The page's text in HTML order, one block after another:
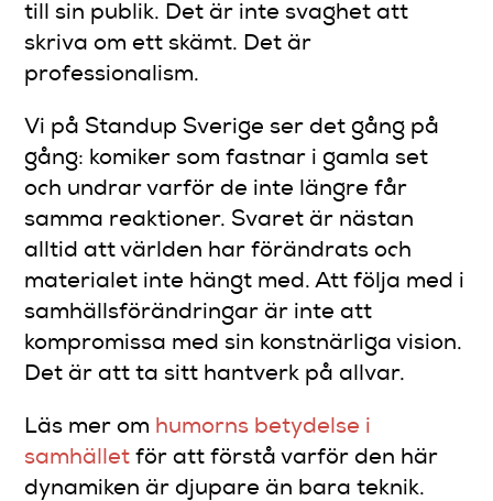
till sin publik. Det är inte svaghet att
skriva om ett skämt. Det är
professionalism.
Vi på Standup Sverige ser det gång på
gång: komiker som fastnar i gamla set
och undrar varför de inte längre får
samma reaktioner. Svaret är nästan
alltid att världen har förändrats och
materialet inte hängt med. Att följa med i
samhällsförändringar är inte att
kompromissa med sin konstnärliga vision.
Det är att ta sitt hantverk på allvar.
Läs mer om humorns betydelse i
samhället för att förstå varför den här
dynamiken är djupare än bara teknik.